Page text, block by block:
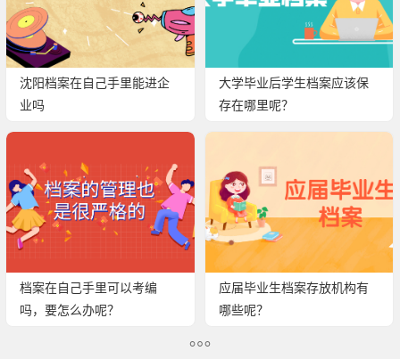
沈阳档案在自己手里能进企
业吗
大学毕业后学生档案应该保
存在哪里呢？
档案在自己手里可以考编
吗，要怎么办呢？
应届毕业生档案存放机构有
哪些呢？